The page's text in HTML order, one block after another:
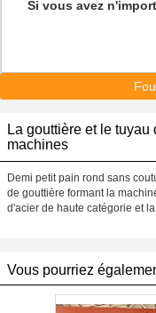
Si vous avez
La gouttière et le
machines
Demi petit pain rond sans
de gouttière formant la
d'acier de haute catégorie et
Vous pourriez